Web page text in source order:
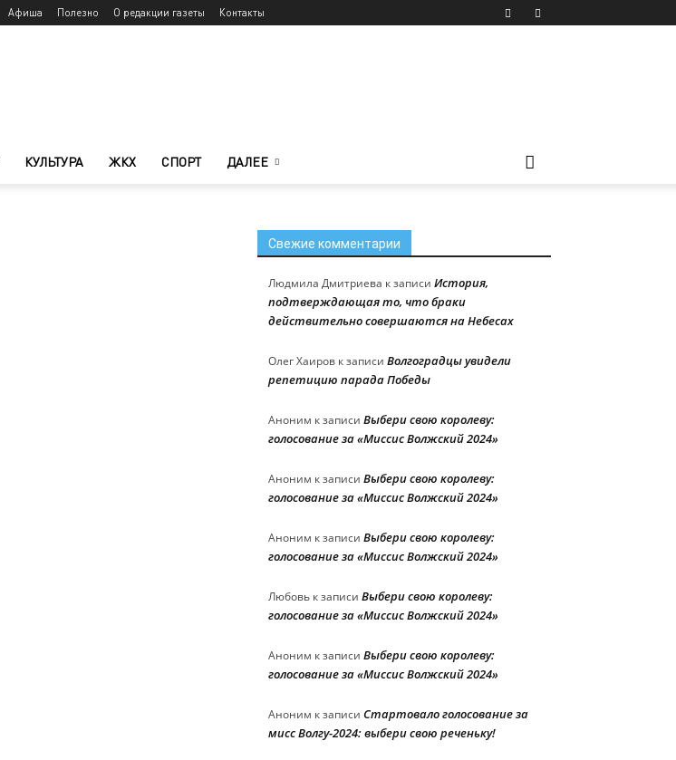
Афиша Полезно О редакции газеты Контакты
КУЛЬТУРА ЖКХ СПОРТ ДАЛЕЕ
Свежие комментарии
Людмила Дмитриева к записи История,
подтверждающая то, что браки
действительно совершаются на Небесах
Олег Хаиров к записи Волгоградцы увидели
репетицию парада Победы
Аноним к записи Выбери свою королеву:
голосование за «Миссис Волжский 2024»
Аноним к записи Выбери свою королеву:
голосование за «Миссис Волжский 2024»
Аноним к записи Выбери свою королеву:
голосование за «Миссис Волжский 2024»
Любовь к записи Выбери свою королеву:
голосование за «Миссис Волжский 2024»
Аноним к записи Выбери свою королеву:
голосование за «Миссис Волжский 2024»
Аноним к записи Стартовало голосование за
мисс Волгу-2024: выбери свою реченьку!